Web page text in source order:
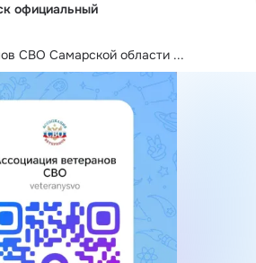
официальный
СВО Самарской области ...